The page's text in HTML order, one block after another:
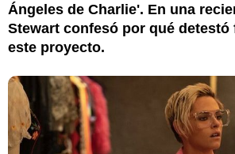
Ángeles de Charlie'. En una
Stewart confesó por qué detestó
este proyecto.